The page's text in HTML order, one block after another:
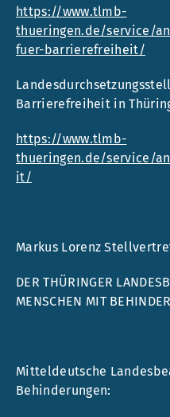
https://www.tlmb-
thueringen.de/service/
fuer-barrierefreiheit/
Barrierefreiheit in
https://www.tlmb-
thueringen.de/service/
it/
Markus Lorenz
DER THÜRINGER
MENSCHEN MIT
Mitteldeutsche
Behinderungen: